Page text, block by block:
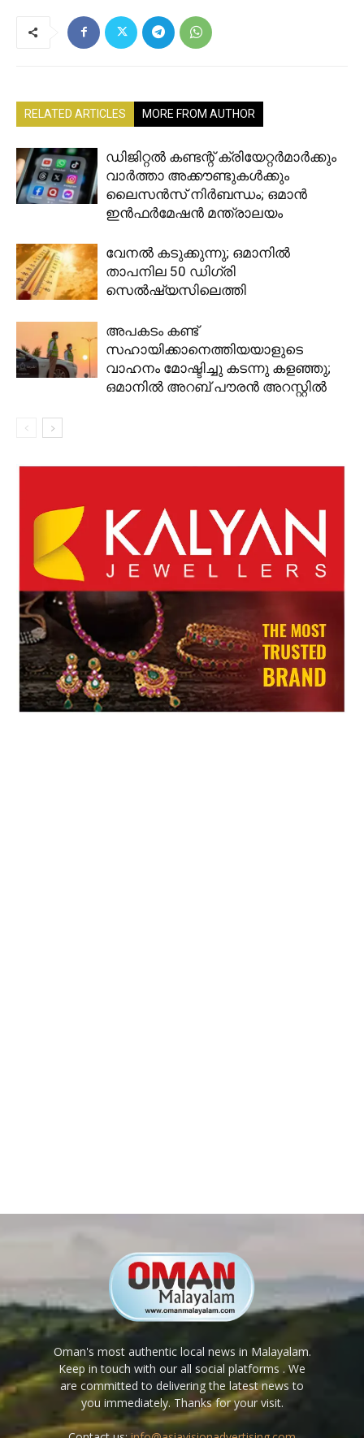
RELATED ARTICLES MORE FROM AUTHOR
ഡിജിറ്റൽ കണ്ടന്റ് ക്രിയേറ്റർമാർക്കും
വാർത്താ അക്കൗണ്ടുകൾക്കും
ലൈസൻസ് നിർബന്ധം; ഒമാൻ
ഇൻഫർമേഷൻ മന്ത്രാലയം
വേനൽ കടുക്കുന്നു; ഒമാനിൽ
താപനില 50 ഡിഗ്രി
സെൽഷ്യസിലെത്തി
അപകടം കണ്ട്
സഹായിക്കാനെത്തിയയാളുടെ
വാഹനം മോഷ്ടിച്ചു കടന്നു കളഞ്ഞു;
ഒമാനിൽ അറബ് പൗരൻ അറസ്റ്റിൽ
Oman's most authentic local news in Malayalam.
Keep in touch with our all social platforms . We
are committed to delivering the latest news to
you immediately. Thanks for your visit.